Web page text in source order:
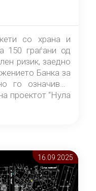
со храна и
150 граѓани од
ризик, заедно
Банка за
го означивме
проектот “Нула
16.09 2025